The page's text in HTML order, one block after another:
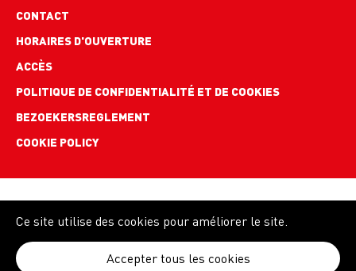
Footer
links
CONTACT
HORAIRES D'OUVERTURE
ACCÈS
POLITIQUE DE CONFIDENTIALITÉ ET DE COOKIES
BEZOEKERSREGLEMENT
COOKIE POLICY
Ce site utilise des cookies pour améliorer le site.
Accepter tous les cookies